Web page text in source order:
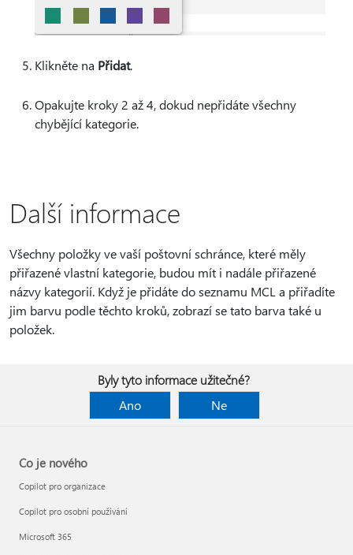
Klikněte na Přidat.
Opakujte kroky 2 až 4, dokud nepřidáte všechny
chybějící kategorie.
Další informace
Všechny položky ve vaší poštovní schránce, které měly
přiřazené vlastní kategorie, budou mít i nadále přiřazené
názvy kategorií. Když je přidáte do seznamu MCL a přiřadíte
jim barvu podle těchto kroků, zobrazí se tato barva také u
položek.
Byly tyto informace užitečné?
Ano
Ne
Co je nového
Copilot pro organizace
Copilot pro osobní používání
Microsoft 365